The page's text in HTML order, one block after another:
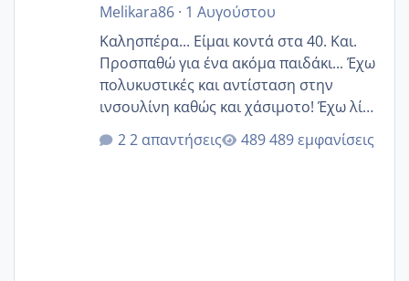
Melikara86· 1 Αυγούστου
Καλησπέρα... Είμαι κοντά στα 40. Και.
Προσπαθώ για ένα ακόμα παιδάκι... Έχω
πολυκυστικές και αντίσταση στην
ινσουλίνη καθώς και χάσιμοτο! Έχω λίγα
κιλά παραπάνω και όσο κ αν προσπαθώ
δεν χάνω εύκολα! Προσπαθώ για ακόμη
2 απαντήσεις 489 εμφανίσεις